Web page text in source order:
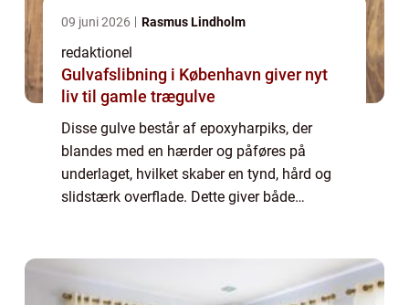
09 juni 2026 Rasmus Lindholm
redaktionel
Gulvafslibning i København giver nyt
liv til gamle trægulve
Disse gulve består af epoxyharpiks, der
blandes med en hærder og påføres på
underlaget, hvilket skaber en tynd, hård og
slidstærk overflade. Dette giver både